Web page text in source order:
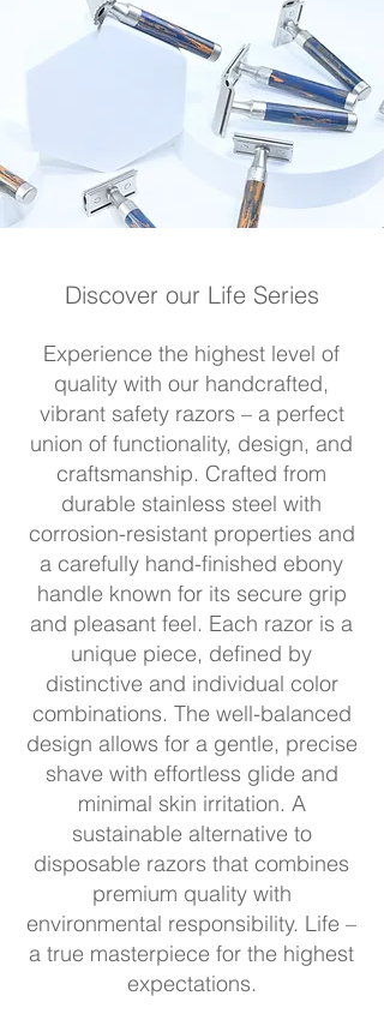
Discover our Life Series
Experience the highest level of
quality with our handcrafted,
vibrant safety razors – a perfect
union of functionality, design, and
craftsmanship. Crafted from
durable stainless steel with
corrosion-resistant properties and
a carefully hand-finished ebony
handle known for its secure grip
and pleasant feel. Each razor is a
unique piece, defined by
distinctive and individual color
combinations. The well-balanced
design allows for a gentle, precise
shave with effortless glide and
minimal skin irritation. A
sustainable alternative to
disposable razors that combines
premium quality with
environmental responsibility. Life –
a true masterpiece for the highest
expectations.